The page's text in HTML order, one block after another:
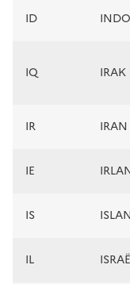
ID
IQ IRAK
IR IRAN
IE
IS
IL